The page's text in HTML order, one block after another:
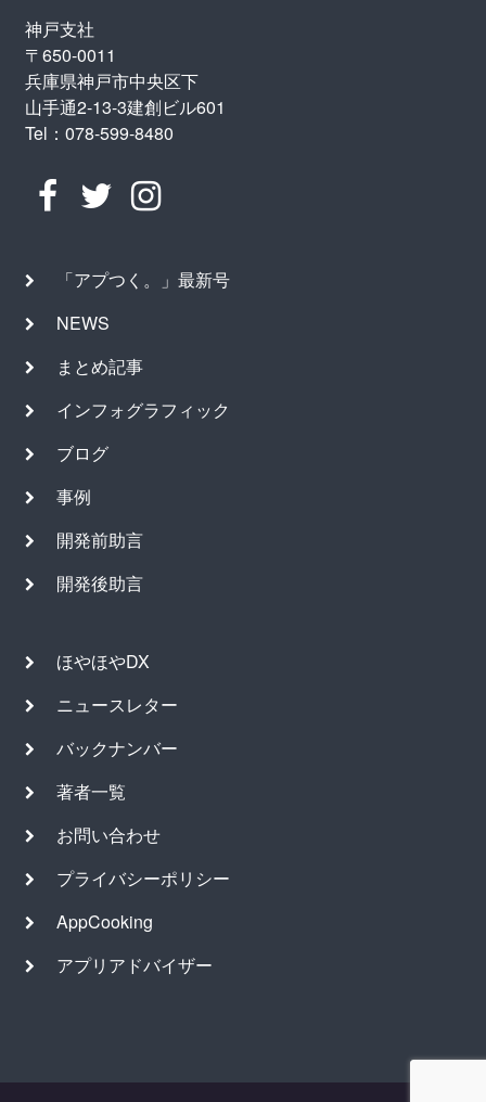
神戸支社
〒650-0011
兵庫県神戸市中央区下
山手通2-13-3建創ビル601
Tel：078-599-8480
「アプつく。」最新号
NEWS
まとめ記事
インフォグラフィック
ブログ
事例
開発前助言
開発後助言
ほやほやDX
ニュースレター
バックナンバー
著者一覧
お問い合わせ
プライバシーポリシー
AppCooking
アプリアドバイザー